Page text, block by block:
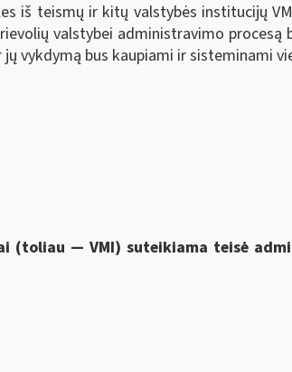
iš teismų ir kitų valstybės institucijų
valstybei administravimo
vykdymą bus kaupiami ir sisteminami
(toliau — VMI) suteikiama teisė